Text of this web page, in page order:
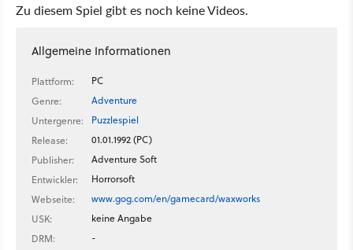
Zu diesem Spiel gibt es noch keine Videos.
Allgemeine Informationen
Plattform:
PC
Genre:
Adventure
Untergenre:
Puzzlespiel
Release:
01.01.1992 (PC)
Publisher:
Adventure Soft
Entwickler:
Horrorsoft
Webseite:
www.gog.com/en/gamecard/waxworks
USK:
keine Angabe
DRM:
-